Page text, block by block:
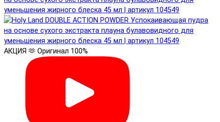
АКЦИЯ 🫶 Оригинал 100%